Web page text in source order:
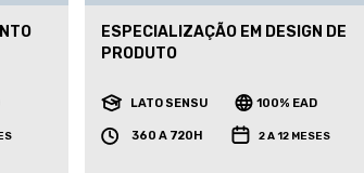
ESPECIALIZAÇÃO EM DESIGN DE
PRODUTO
LATO SENSU 100% EAD
360 A 720H 2 A 12 MESES